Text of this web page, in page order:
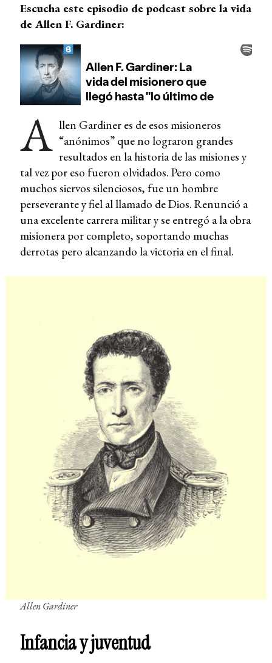
Escucha este episodio de podcast sobre la vida
de Allen F. Gardiner:
A llen Gardiner es de esos misioneros
“anónimos” que no lograron grandes
resultados en la historia de las misiones y
tal vez por eso fueron olvidados. Pero como
muchos siervos silenciosos, fue un hombre
perseverante y fiel al llamado de Dios. Renunció a
una excelente carrera militar y se entregó a la obra
misionera por completo, soportando muchas
derrotas pero alcanzando la victoria en el final.
Allen Gardiner
Infancia y juventud